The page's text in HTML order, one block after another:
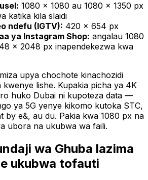
1080 × 1080 au 1080 × 1350 px
katika kila slaidi
ndefu (IGTV): 420 × 654 px
ya Instagram Shop: angalau 1080
× 2048 px inapendekezwa kwa
upya chochote kinachozidi
lishe. Kupakia picha ya 4K
huko Dubai ni kupoteza data —
ya 5G yenye kikomo kutoka STC,
by e&, au du. Pakia kwa 1080 px na
ubora na ukubwa wa faili.
wa Ghuba lazima
ukubwa tofauti